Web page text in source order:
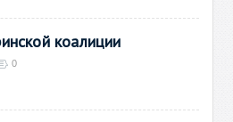
коалиции
0